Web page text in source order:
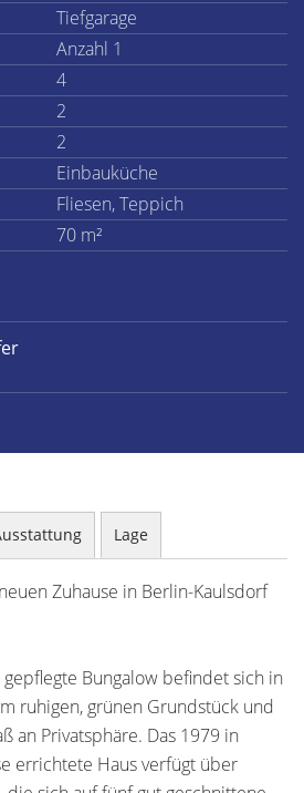
Tiefgarage
Anzahl 1
4
2
2
Einbauküche
Fliesen, Teppich
70 m²
Lage
Zuhause in Berlin-Kaulsdorf
Bungalow befindet sich in
ruhigen, grünen Grundstück und
an Privatsphäre. Das 1979 in
errichtete Haus verfügt über